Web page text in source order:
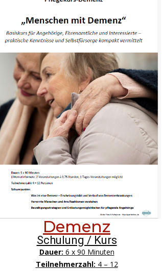
Demenz
Schulung / Kurs
Dauer: 6 x 90 Minuten
Teilnehmerzahl: 4 – 12